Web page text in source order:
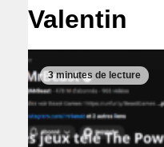
Valentin
3 minutes de lecture